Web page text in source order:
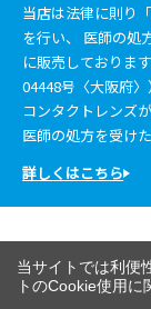
当店は法律に則り
を行い、 医師の処
に販売しておりま
04448号〈大阪府〉）
コンタクトレンズ
医師の処方を受け
詳しくはこちら
当サイトでは利便
トのCookie使用に